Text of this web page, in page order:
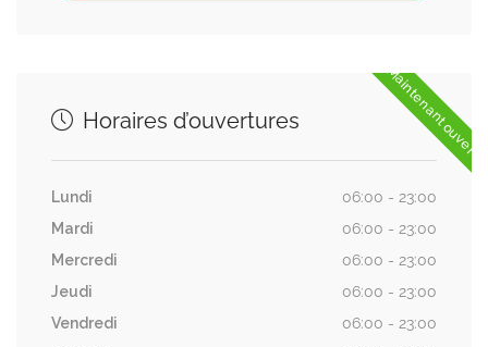
Maintenant ouvert
Horaires d’ouvertures
Lundi
06:00 - 23:00
Mardi
06:00 - 23:00
Mercredi
06:00 - 23:00
Jeudi
06:00 - 23:00
Vendredi
06:00 - 23:00